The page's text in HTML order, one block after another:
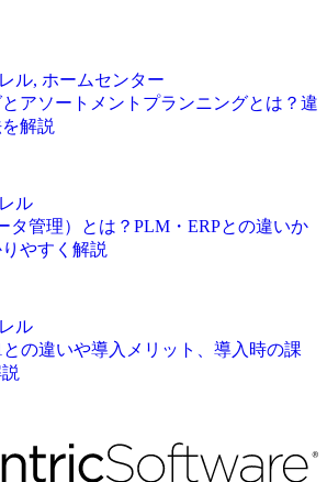
ル, ホームセンター
アソートメントプランニングとは？違
解説
ル
タ管理）とは？PLM・ERPとの違いか
やすく解説
ル
との違いや導入メリット、導入時の課